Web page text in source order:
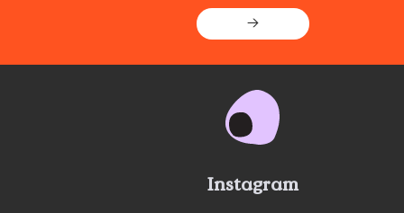
→
Instagram